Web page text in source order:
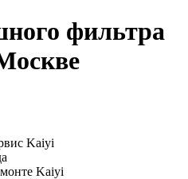
фильтра
Kaiyi
Kaiyi